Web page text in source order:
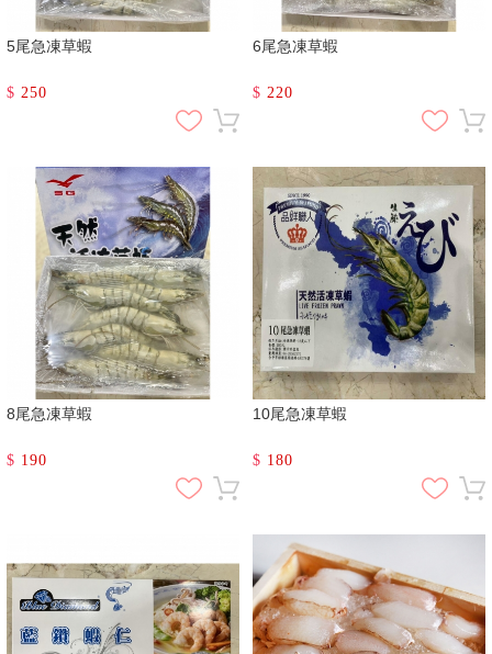
5尾急凍草蝦
$ 250
6尾急凍草蝦
$ 220
8尾急凍草蝦
$ 190
10尾急凍草蝦
$ 180